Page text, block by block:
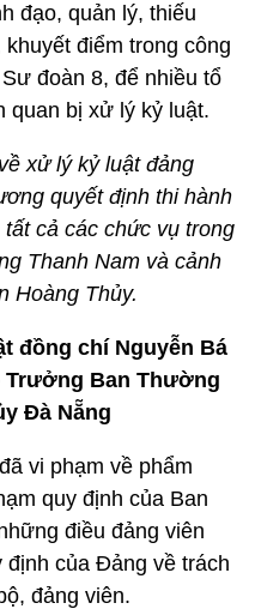
đạo, quản lý, thiếu
điểm trong công
đoàn 8, để nhiều tổ
quan bị xử lý kỷ luật.
xử lý kỷ luật đảng
quyết định thi hành
cả các chức vụ trong
Thanh Nam và cảnh
Hoàng Thủy.
đồng chí Nguyễn Bá
Trưởng Ban Thường
Đà Nẵng
vi phạm về phẩm
quy định của Ban
điều đảng viên
của Đảng về trách
đảng viên.